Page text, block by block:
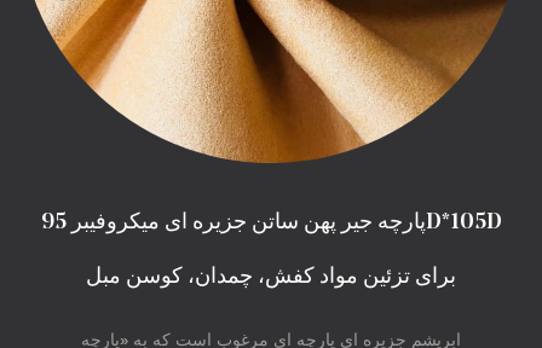
پارچه جیر پهن ساتن جزیره ای میکروفیبر 95D*105D
برای تزئین مواد کفش، چمدان، کوسن مبل
ابریشم جزیره ای پارچه ای مرغوب است که به «پارچه